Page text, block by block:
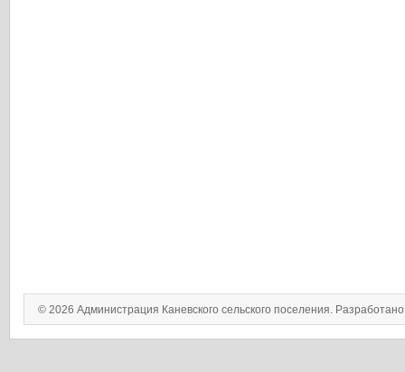
© 2026 Администрация Каневского сельского поселения.